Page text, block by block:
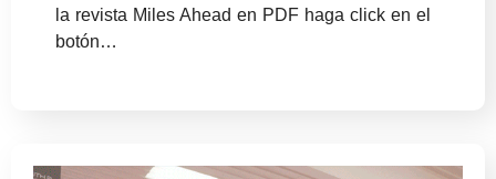
la revista Miles Ahead en PDF haga click en el
botón…